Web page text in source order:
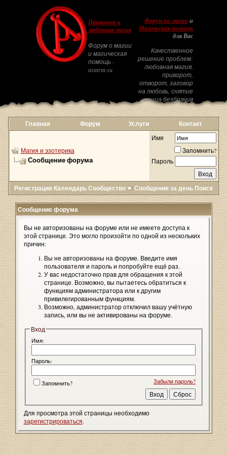
Приворот и
любовная магия
Форум о магии
и магическая
помощь -
astarta.su
Форум по магиии
Магическая помощь
для Вас
Качественное
решение проблем:
любовная магия,
приворот,
отворот, заговор
на любовь, снятие
венца безбрачия
Главная Форум Услуги Контакт
Магия и эзотерика
Сообщение форума
Имя
Запомнить?
Пароль
Регистрация КалендарьСообщество Сообщения за день Поиск
Сообщение форума
Вы не авторизованы на форуме или не имеете доступа к
этой странице. Это могло произойти по одной из нескольких
причин:
Вы не авторизованы на форуме. Введите имя
пользователя и пароль и попробуйте ещё раз.
У вас недостаточно прав для обращения к этой
странице. Возможно, вы пытаетесь обратиться к
функциям администратора или к другим
привилегированным функциям.
Возможно, администратор отключил вашу учётную
запись, или вы не активированы на форуме.
Вход
Имя:
Пароль:
Забыли пароль?
Запомнить?
Для просмотра этой страницы необходимо
зарегистрироваться.